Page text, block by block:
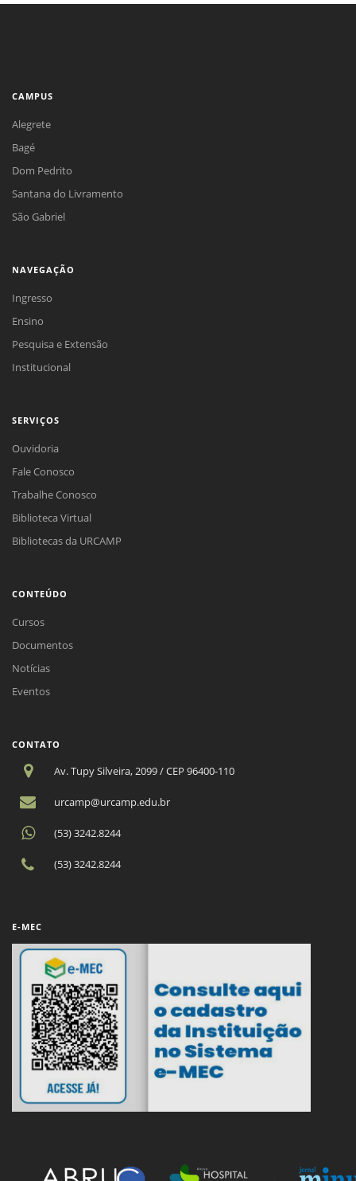
CAMPUS
Alegrete
Bagé
Dom Pedrito
Santana do Livramento
São Gabriel
NAVEGAÇÃO
Ingresso
Ensino
Pesquisa e Extensão
Institucional
SERVIÇOS
Ouvidoria
Fale Conosco
Trabalhe Conosco
Biblioteca Virtual
Bibliotecas da URCAMP
CONTEÚDO
Cursos
Documentos
Notícias
Eventos
CONTATO
Av. Tupy Silveira, 2099 / CEP 96400-110
urcamp@urcamp.edu.br
(53) 3242.8244
(53) 3242.8244
E-MEC